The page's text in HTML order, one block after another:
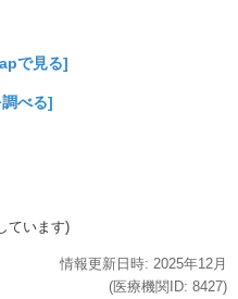
で見る]
べる]
ています)
情報更新日時: 2025年12月
(医療機関ID: 8427)